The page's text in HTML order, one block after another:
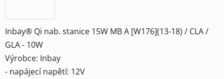
Inbay® Qi nab. stanice 15W MB A [W176](13-18) / CLA /
GLA - 10W
Výrobce: Inbay
- napájecí napětí: 12V